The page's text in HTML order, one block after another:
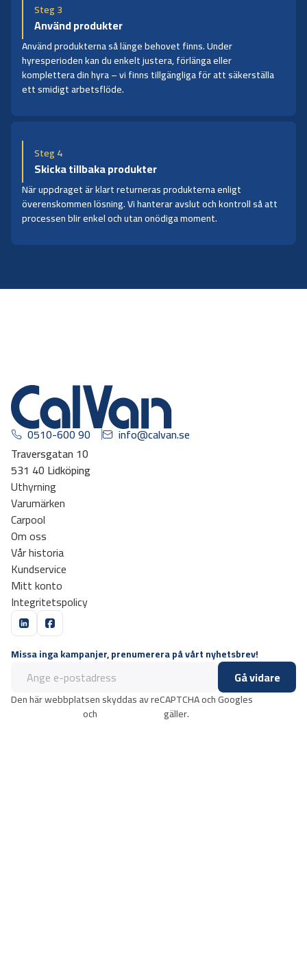
Steg 3
Använd produkter
Använd produkterna så länge behovet finns. Under
hyresperioden kan du enkelt justera, förlänga eller
komplettera din hyra – vi finns tillgängliga för att säkerställa
ett smidigt arbetsflöde.
Steg 4
Skicka tillbaka produkter
När uppdraget är klart returneras produkterna enligt
överenskommen lösning. Vi hanterar avslut och kontroll så att
processen blir enkel och utan onödiga moment.
0510-600 90
info@calvan.se
Traversgatan 10
531 40 Lidköping
Uthyrning
Varumärken
Carpool
Om oss
Vår historia
Kundservice
Mitt konto
Integritetspolicy
Missa inga kampanjer, prenumerera på vårt nyhetsbrev!
Gå vidare
Den här webbplatsen skyddas av reCAPTCHA och Googles
och gäller.